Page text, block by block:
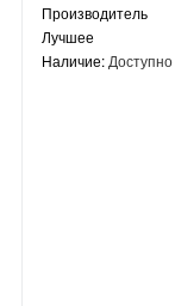
Производитель
Лучшее
Наличие: Доступно